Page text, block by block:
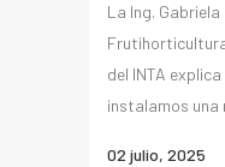
La Ing.
del INTA
instalamos una
02 julio, 2025